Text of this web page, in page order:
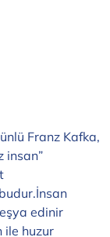
Franz Kafka,
insan”
edinir
ile huzur